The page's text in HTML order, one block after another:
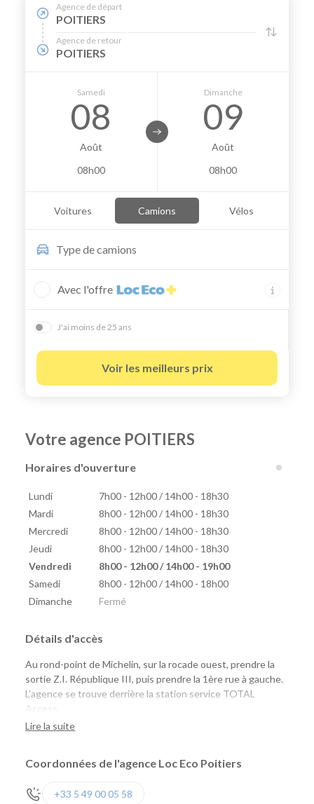
Agence de départ
POITIERS
Agence de retour
POITIERS
Samedi
08
Août
08h00
Dimanche
09
Août
08h00
Voitures Camions Vélos
Type decamions
Avec l'offre
J'ai moins de 25 ans
Voir les meilleurs prix
Votre agence POITIERS
Horaires d'ouverture
Lundi
7h00 - 12h00 / 14h00 - 18h30
Mardi
8h00 - 12h00 / 14h00 - 18h30
Mercredi
8h00 - 12h00 / 14h00 - 18h30
Jeudi
8h00 - 12h00 / 14h00 - 18h30
Vendredi
8h00 - 12h00 / 14h00 - 19h00
Samedi
8h00 - 12h00 / 14h00 - 18h00
Dimanche
Fermé
Détails d'accès
Au rond-point de Michelin, sur la rocade ouest, prendre la
sortie Z.I. République III, puis prendre la 1ère rue à gauche.
L’agence se trouve derrière la station service TOTAL
Access.
Lire la suite
Coordonnées de l'agence Loc Eco Poitiers
+33 5 49 00 05 58